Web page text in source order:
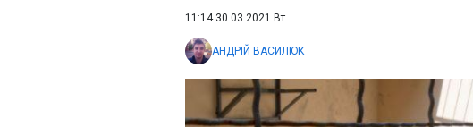
11:14 30.03.2021 Вт
АНДРІЙ ВАСИЛЮК